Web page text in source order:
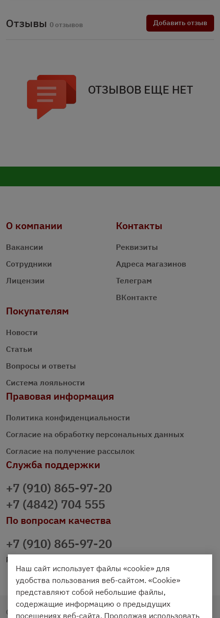
Отзывы 0 отзывов Добавить отзыв
ОТЗЫВОВ ЕЩЕ НЕТ
О компании
Вакансии
Сотрудники
Лицензии
Контакты
Реквизиты
Адреса магазинов
Телеграм
ВКонтакте
Покупателям
Новости
Статьи
Вопросы и ответы
Система лояльности
Правовая информация
Политика конфиденциальности
Согласие на обработку персональных данных
Согласие на получение рассылок
Служба поддержки
+7 (910) 865-97-20
+7 (4842) 704 555
По вопросам качества
+7 (910) 865-97-20
prazdnichniy40@palmi.ru
Copyright © 2020 - 2026. Праздничный Стол.
Наш сайт использует файлы «cookie» для
удобства пользования веб-сайтом. «Cookie»
представляют собой небольшие файлы,
содержащие информацию о предыдущих
посещениях веб-сайта. Продолжая использовать